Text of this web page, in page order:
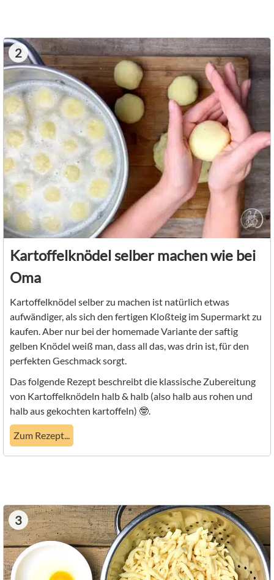
2
Kartoffelknödel selber machen wie bei
Oma
Kartoffelknödel selber zu machen ist natürlich etwas
aufwändiger, als sich den fertigen Kloßteig im Supermarkt zu
kaufen. Aber nur bei der homemade Variante der saftig
gelben Knödel weiß man, dass all das, was drin ist, für den
perfekten Geschmack sorgt.
Das folgende Rezept beschreibt die klassische Zubereitung
von Kartoffelknödeln halb & halb (also halb aus rohen und
halb aus gekochten kartoffeln) 🤓.
Zum Rezept...
3